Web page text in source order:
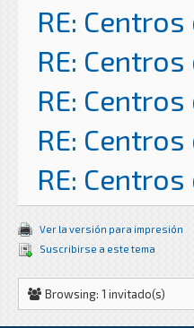
RE:
RE:
RE:
RE:
RE:
Ver la versión para impresión
Suscribirse a este tema
Browsing: 1 invitado(s)